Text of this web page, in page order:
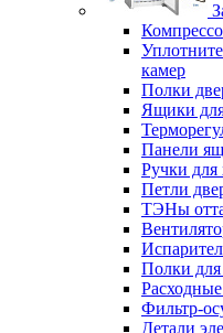
камер
Полки
Ящики
Панели
Ручки для
Петли
ТЭНы
Полки для
Фильтр-
Детали